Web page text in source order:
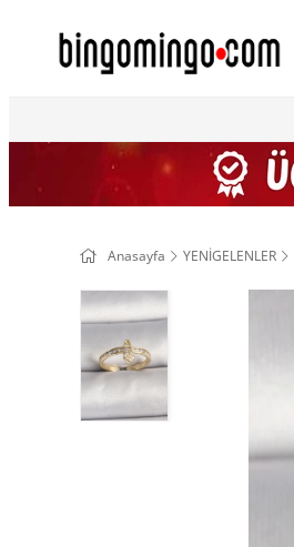
Anasayfa YENİGELENLER